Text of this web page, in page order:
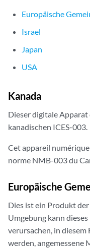
Europäische
Israel
Japan
USA
Kanada
Dieser digitale
kanadischen ICES-003.
Cet appareil numérique
norme NMB-003 du
Europäische
Dies ist ein Produkt
Umgebung kann
verursachen, in
werden, angemessene